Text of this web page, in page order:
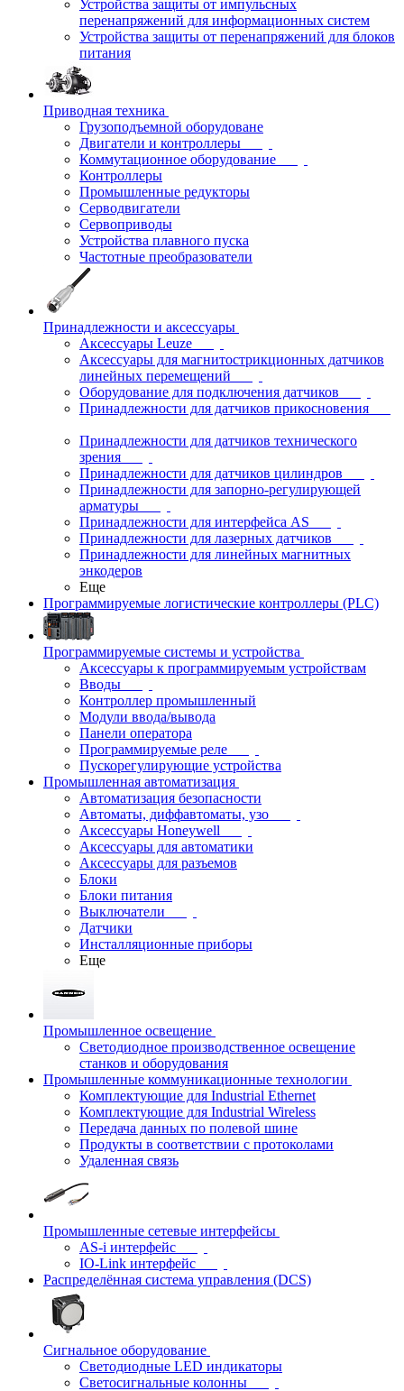
Устройства защиты от импульсных
перенапряжений для информационных систем
Устройства защиты от перенапряжений для блоков
питания
Приводная техника
Грузоподъемной оборудоване
Двигатели и контроллеры
Коммутационное оборудование
Контроллеры
Промышленные редукторы
Серводвигатели
Сервоприводы
Устройства плавного пуска
Частотные преобразователи
Принадлежности и аксессуары
Аксессуары Leuze
Аксессуары для магнитострикционных датчиков
линейных перемещений
Оборудование для подключения датчиков
Принадлежности для датчиков прикосновения
Принадлежности для датчиков технического
зрения
Принадлежности для датчиков цилиндров
Принадлежности для запорно-регулирующей
арматуры
Принадлежности для интерфейса AS
Принадлежности для лазерных датчиков
Принадлежности для линейных магнитных
энкодеров
Еще
Программируемые логистические контроллеры (PLC)
Программируемые системы и устройства
Аксессуары к программируемым устройствам
Вводы
Контроллер промышленный
Модули ввода/вывода
Панели оператора
Программируемые реле
Пускорегулирующие устройства
Промышленная автоматизация
Автоматизация безопасности
Автоматы, диффавтоматы, узо
Аксессуары Honeywell
Аксессуары для автоматики
Аксессуары для разъемов
Блоки
Блоки питания
Выключатели
Датчики
Инсталляционные приборы
Еще
Промышленное освещение
Светодиодное производственное освещение
станков и оборудования
Промышленные коммуникационные технологии
Комплектующие для Industrial Ethernet
Комплектующие для Industrial Wireless
Передача данных по полевой шине
Продукты в соответствии с протоколами
Удаленная связь
Промышленные сетевые интерфейсы
AS-i интерфейс
IO-Link интерфейс
Распределённая система управления (DCS)
Сигнальное оборудование
Светодиодные LED индикаторы
Светосигнальные колонны